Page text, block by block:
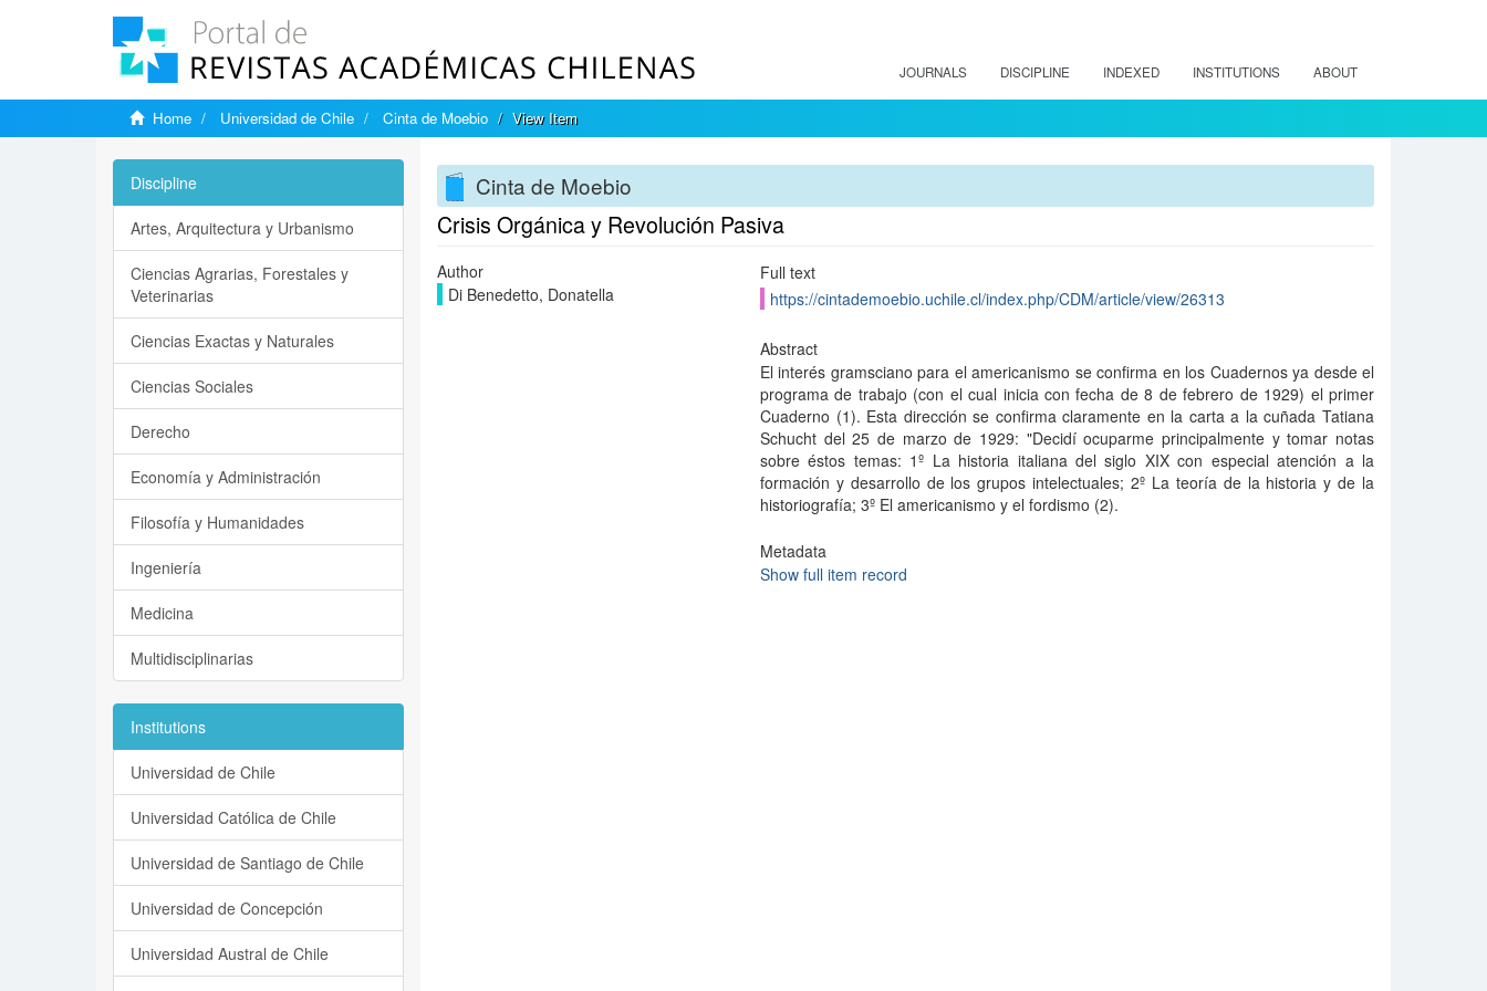
JOURNALS DISCIPLINE INDEXED INSTITUTIONS ABOUT
Home Universidad de Chile Cinta de Moebio View Item
Cinta de Moebio
Crisis Orgánica y Revolución Pasiva
Author
Di Benedetto, Donatella
Full text
https://cintademoebio.uchile.cl/index.php/CDM/article/view/26313
Abstract
El interés gramsciano para el americanismo se confirma en los Cuadernos ya desde el
programa de trabajo (con el cual inicia con fecha de 8 de febrero de 1929) el primer
Cuaderno (1). Esta dirección se confirma claramente en la carta a la cuñada Tatiana
Schucht del 25 de marzo de 1929: "Decidí ocuparme principalmente y tomar notas
sobre éstos temas: 1º La historia italiana del siglo XIX con especial atención a la
formación y desarrollo de los grupos intelectuales; 2º La teoría de la historia y de la
historiografía; 3º El americanismo y el fordismo (2).
Metadata
Show full item record
Discipline
Artes, Arquitectura y Urbanismo
Ciencias Agrarias, Forestales y
Veterinarias
Ciencias Exactas y Naturales
Ciencias Sociales
Derecho
Economía y Administración
Filosofía y Humanidades
Ingeniería
Medicina
Multidisciplinarias
Institutions
Universidad de Chile
Universidad Católica de Chile
Universidad de Santiago de Chile
Universidad de Concepción
Universidad Austral de Chile